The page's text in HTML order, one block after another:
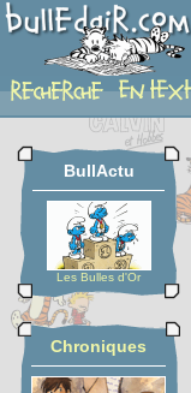
album
BullActu
Les Bulles d'Or
Chroniques